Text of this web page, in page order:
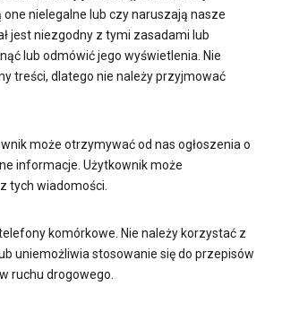
nielegalne lub czy naruszają nasze
jest niezgodny z tymi zasadami lub
lub odmówić jego wyświetlenia. Nie
treści, dlatego nie należy przyjmować
może otrzymywać od nas ogłoszenia o
informacje. Użytkownik może
tych wiadomości.
komórkowe. Nie należy korzystać z
uniemożliwia stosowanie się do przepisów
ruchu drogowego.